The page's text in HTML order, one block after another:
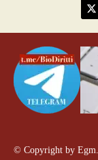
© Copyright by